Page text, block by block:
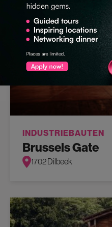
INDUSTRIEBAUTEN
Brussels Gate
1702 Dilbeek